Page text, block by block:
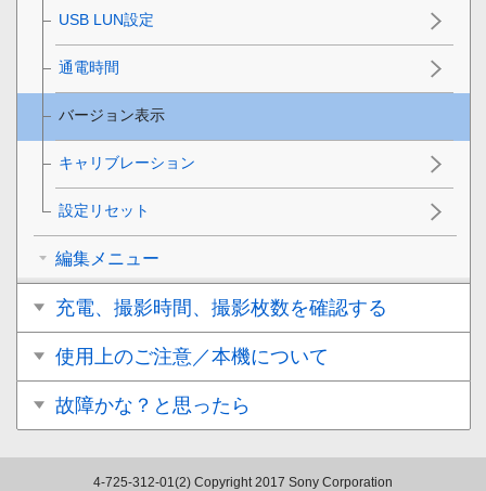
USB LUN設定
通電時間
バージョン表示
キャリブレーション
設定リセット
編集メニュー
充電、撮影時間、撮影枚数を確認する
使用上のご注意／本機について
故障かな？と思ったら
4-725-312-01(2) Copyright 2017 Sony Corporation